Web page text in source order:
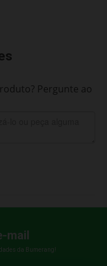
Pergunte ao
mail
da Bumerang!